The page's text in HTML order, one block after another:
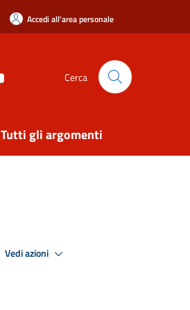
Accedi all'area personale
Cerca
Tutti gli argomenti
Vedi azioni